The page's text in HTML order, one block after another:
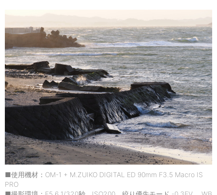
■使用機材：OM-1 + M.ZUIKO DIGITAL ED 90mm F3.5 Macro IS
PRO